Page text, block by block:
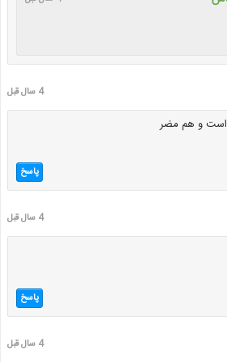
4 سال قبل
است و هم مضر
پاسخ
4 سال قبل
پاسخ
4 سال قبل